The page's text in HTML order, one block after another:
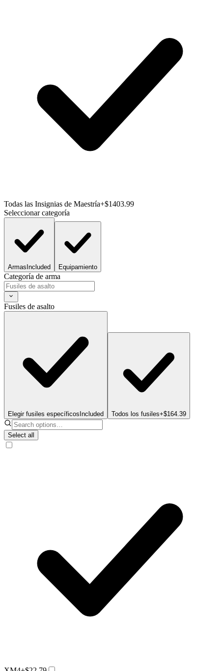
Todas las Insignias de Maestría+$1403.99
Seleccionar categoría
Armas Included Equipamiento
Categoría de arma
Fusiles de asalto
Elegir fusiles específicos Included Todos los fusiles+$164.39
Select all